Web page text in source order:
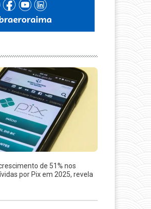
de 51% nos
por Pix em 2025, revela